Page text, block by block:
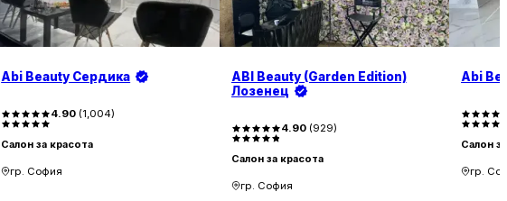
Abi Beauty Сердика
4.90 (1,004)
Салон за красота
гр. София
ABI Beauty (Garden Edition)
Лозенец
4.90(929)
Салон за красота
гр. София
Abi
Салон
гр.